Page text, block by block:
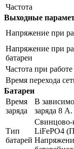
Частота
Выходные
Напряжение при
Напряжение при
батареи
Частота при работе
Время перехода
Батареи
Время
заряда
В
заряда 8 А.
Тип
батарей
Свинцово-
LiFePO4